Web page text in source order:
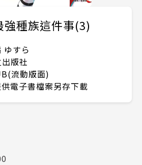
強種族這件事(3)
ゆすら
版社
流動版面)
電子書檔案另存下載